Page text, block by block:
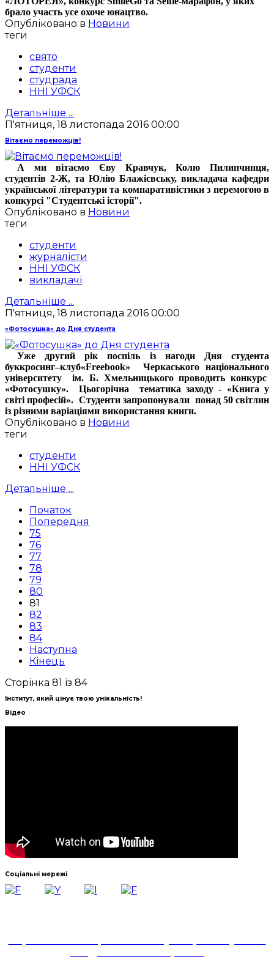
брало участь усе охоче юнацтво.
Опубліковано в Новини
теги
свято
студенти
студрада
ННІ УФСК
Детальніше ...
П'ятниця, 18 листопада 2016 00:00
Вітаємо переможців!
А ми вітаємо Єву Кравчук, Колю Пилипчинця,
студентів 2-Ж, та Юлію Блажієвську, викладача кафедри
української літератури та компаративістики з перемогою в
конкурсі "Студентські історії".
Опубліковано в Новини
теги
студенти
журналісти
ННІ УФСК
викладачі
Детальніше ...
П'ятниця, 18 листопада 2016 00:00
«Фотосушка» до Дня студента
Уже другий рік поспіль із нагоди Дня студента
буккросинг–клуб«Freebook» Черкаського національного
університету ім. Б. Хмельницького проводить конкурс
«Фотосушку». Цьогорічна тематика заходу - «Книга у
світі професій». Студенти запропонували понад 50 світлин
із різними варіаціями використання книги.
Опубліковано в Новини
теги
студенти
ННІ УФСК
Детальніше ...
Початок
Попередня
75
76
77
78
79
80
81
82
83
84
Наступна
Кінець
Сторінка 81 із 84
Інститут, який цінує твою унікальність!
Відео
Соціальні мережі